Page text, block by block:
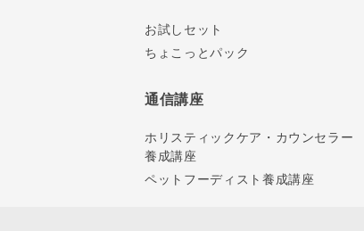
お試しセット
ちょこっとパック
通信講座
ホリスティックケア・カウンセラー
養成講座
ペットフーディスト養成講座